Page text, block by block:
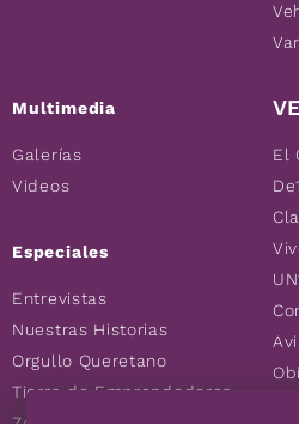
Multimedia
Galerías
Videos
Especiales
Entrevistas
Nuestras Historias
Orgullo Queretano
Tierra de Emprendedores
El